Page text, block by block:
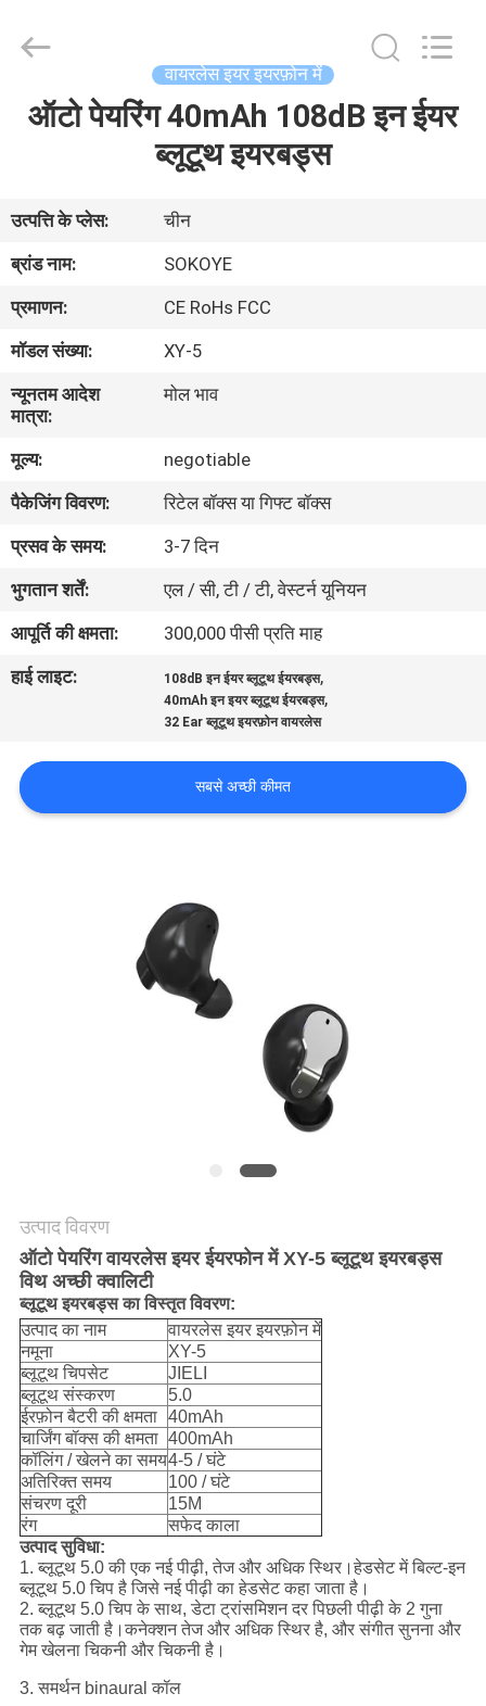
घर
हमारे
बारे
कारखाना
गुणवत्ता
नियंत्रण
संपर्क
करें
मामलों
Electronic
Co.,Ltd.
Reserved.
वायरलेस इयर इयरफ़ोन में
ऑटो पेयरिंग 40mAh 108dB इन ईयर
ब्लूटूथ इयरबड्स
उत्पत्ति के प्लेस:
चीन
ब्रांड नाम:
SOKOYE
प्रमाणन:
CE RoHs FCC
मॉडल संख्या:
XY-5
न्यूनतम आदेश
मात्रा:
मोल भाव
मूल्य:
negotiable
पैकेजिंग विवरण:
रिटेल बॉक्स या गिफ्ट बॉक्स
प्रसव के समय:
3-7 दिन
भुगतान शर्तें:
एल / सी, टी / टी, वेस्टर्न यूनियन
आपूर्ति की क्षमता:
300,000 पीसी प्रति माह
हाई लाइट:
108dB इन ईयर ब्लूटूथ ईयरबड्स,
40mAh इन इयर ब्लूटूथ ईयरबड्स,
32 Ear ब्लूटूथ इयरफ़ोन वायरलेस
सबसे अच्छी कीमत
उत्पाद विवरण
ऑटो पेयरिंग वायरलेस इयर ईयरफोन में XY-5 ब्लूटूथ इयरबड्स
विथ अच्छी क्वालिटी
ब्लूटूथ इयरबड्स का विस्तृत विवरण:
उत्पाद का नाम
वायरलेस इयर इयरफ़ोन में
नमूना
XY-5
ब्लूटूथ चिपसेट
JIELI
ब्लूटूथ संस्करण
5.0
ईरफ़ोन बैटरी की क्षमता 40mAh
चार्जिंग बॉक्स की क्षमता 400mAh
कॉलिंग / खेलने का समय4-5 / घंटे
अतिरिक्त समय
100 / घंटे
संचरण दूरी
15M
रंग
सफेद काला
उत्पाद सुविधा:
1. ब्लूटूथ 5.0 की एक नई पीढ़ी, तेज और अधिक स्थिर।हेडसेट में बिल्ट-इन
ब्लूटूथ 5.0 चिप है जिसे नई पीढ़ी का हेडसेट कहा जाता है।
2. ब्लूटूथ 5.0 चिप के साथ, डेटा ट्रांसमिशन दर पिछली पीढ़ी के 2 गुना
तक बढ़ जाती है।कनेक्शन तेज और अधिक स्थिर है, और संगीत सुनना और
गेम खेलना चिकनी और चिकनी है।
3. समर्थन binaural कॉल